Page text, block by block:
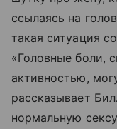
ссылаясь на
такая ситуация
«Головные боли,
активностью,
рассказывает
нормальную